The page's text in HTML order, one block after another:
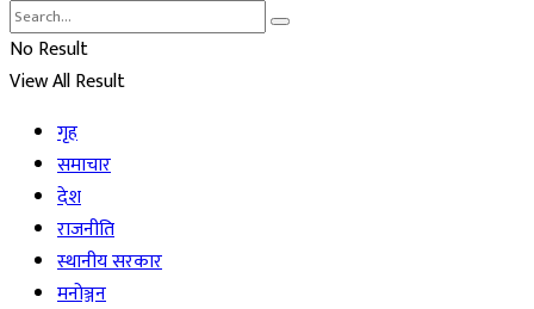
No Result
View All Result
गृह
समाचार
देश
राजनीति
स्थानीय सरकार
मनोञ्जन